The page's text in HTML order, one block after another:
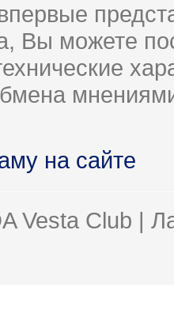
Вы можете
на сайте
Vesta Club |